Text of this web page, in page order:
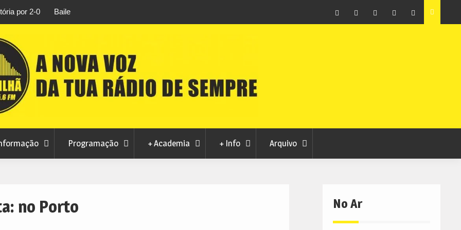
a 14 de
para fase final sem risco de penalizações
Centum Cellas entra na fase decisiva das Novas 7
Maravilhas de Portugal
Programação + Academia + Info Arquivo
no Porto No Ar